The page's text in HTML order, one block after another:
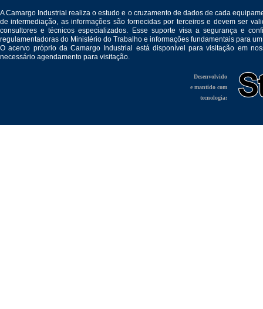
A Camargo Industrial realiza o estudo e o cruzamento de dados de cada
de intermediação, as informações são fornecidas por terceiros e devem ser
consultores e técnicos especializados. Esse suporte visa a segurança e
regulamentadoras do Ministério do Trabalho e informações fundamentais para
O acervo próprio da Camargo Industrial está disponível para visitação em
necessário agendamento para visitação.
Desenvolvido
e mantido com
tecnologia: